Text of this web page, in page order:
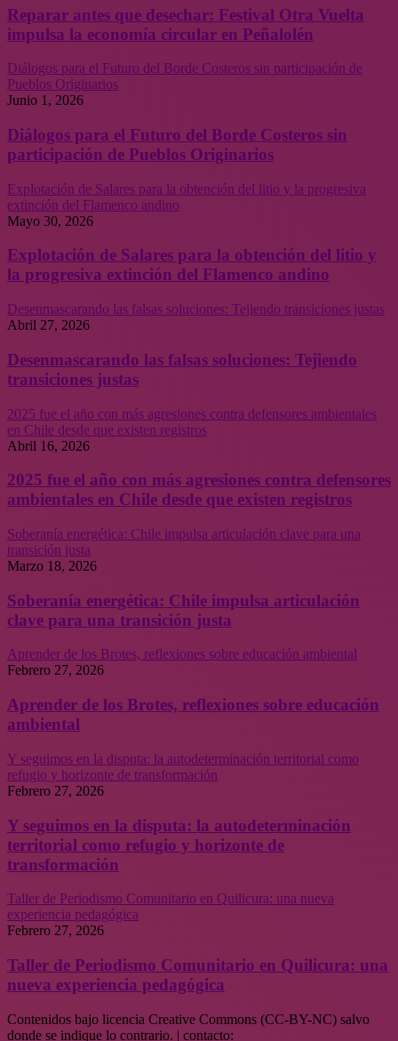
Reparar antes que desechar: Festival Otra Vuelta
impulsa la economía circular en Peñalolén
Diálogos para el Futuro del Borde Costeros sin participación de
Pueblos Originarios
Junio 1, 2026
Diálogos para el Futuro del Borde Costeros sin
participación de Pueblos Originarios
Explotación de Salares para la obtención del litio y la progresiva
extinción del Flamenco andino
Mayo 30, 2026
Explotación de Salares para la obtención del litio y
la progresiva extinción del Flamenco andino
Desenmascarando las falsas soluciones: Tejiendo transiciones justas
Abril 27, 2026
Desenmascarando las falsas soluciones: Tejiendo
transiciones justas
2025 fue el año con más agresiones contra defensores ambientales
en Chile desde que existen registros
Abril 16, 2026
2025 fue el año con más agresiones contra defensores
ambientales en Chile desde que existen registros
Soberanía energética: Chile impulsa articulación clave para una
transición justa
Marzo 18, 2026
Soberanía energética: Chile impulsa articulación
clave para una transición justa
Aprender de los Brotes, reflexiones sobre educación ambiental
Febrero 27, 2026
Aprender de los Brotes, reflexiones sobre educación
ambiental
Y seguimos en la disputa: la autodeterminación territorial como
refugio y horizonte de transformación
Febrero 27, 2026
Y seguimos en la disputa: la autodeterminación
territorial como refugio y horizonte de
transformación
Taller de Periodismo Comunitario en Quilicura: una nueva
experiencia pedagógica
Febrero 27, 2026
Taller de Periodismo Comunitario en Quilicura: una
nueva experiencia pedagógica
Contenidos bajo licencia Creative Commons (CC-BY-NC) salvo
donde se indique lo contrario. | contacto: